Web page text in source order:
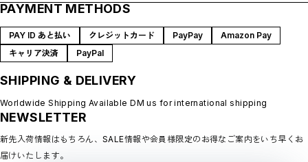
SHOP GUIDE
BLOG
MEMBERSHIP
LOGIN
プライバシーポリシー
特定商取引法に基づく表記
会員規約
PAYMENT METHODS
PAY ID あと払い クレジットカード PayPay
Amazon Pay
キャリア決済
PayPal
SHIPPING & DELIVERY
Worldwide Shipping Available DM us for international shipping
NEWSLETTER
新先入荷情報はもちろん、SALE情報や会員様限定のお得なご案内をいち早くお
届けいたします。